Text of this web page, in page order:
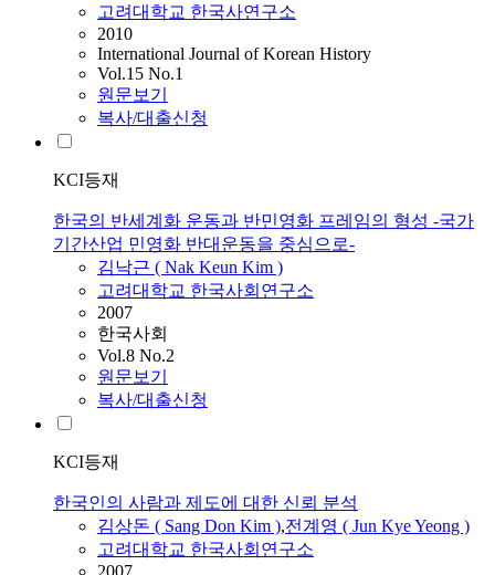
고려대학교 한국사연구소
2010
International Journal of Korean History
Vol.15 No.1
원문보기
복사/대출신청
KCI등재
한국의 반세계화 운동과 반민영화 프레임의 형성 -국가
기간산업 민영화 반대운동을 중심으로-
김낙근 ( Nak Keun Kim )
고려대학교 한국사회연구소
2007
한국사회
Vol.8 No.2
원문보기
복사/대출신청
KCI등재
한국인의 사람과 제도에 대한 신뢰 분석
김상돈 ( Sang Don Kim ),전계영 ( Jun Kye Yeong )
고려대학교 한국사회연구소